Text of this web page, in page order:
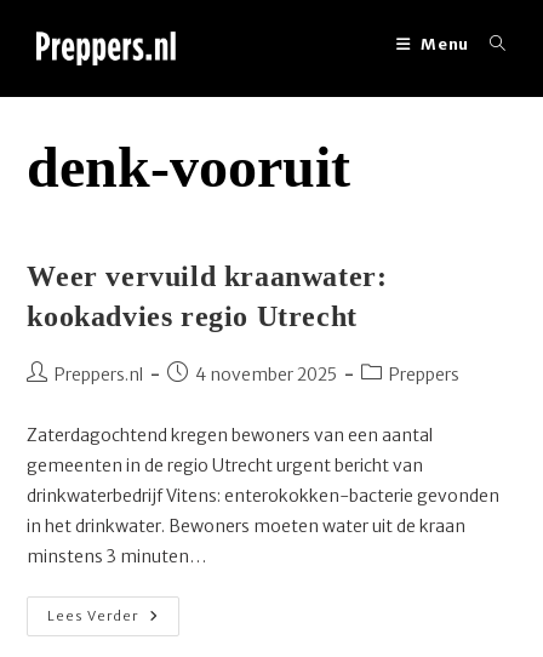
Menu
denk-vooruit
Weer vervuild kraanwater:
kookadvies regio Utrecht
BerichtPreppers.nl
Bericht
op:
4 november 2025 Berichtcategorie:
Preppers
Zaterdagochtend kregen bewoners van een aantal
gemeenten in de regio Utrecht urgent bericht van
drinkwaterbedrijf Vitens: enterokokken-bacterie gevonden
in het drinkwater. Bewoners moeten water uit de kraan
minstens 3 minuten…
Lees Verder Weer
Vervuild